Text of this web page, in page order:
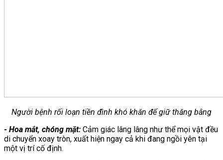
Người bệnh rối loạn tiền đình khó khăn để giữ thăng bằng
- Hoa mắt, chóng mặt: Cảm giác lâng lâng như thể mọi vật đều
di chuyển xoay tròn, xuất hiện ngay cả khi đang ngồi yên tại
một vị trí cố định.